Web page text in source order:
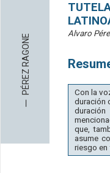
─
PÉREZ RAGONE Alvaro
Con la
duración
que,
asume
riesgo en